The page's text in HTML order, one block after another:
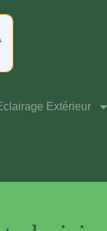
Extérieur